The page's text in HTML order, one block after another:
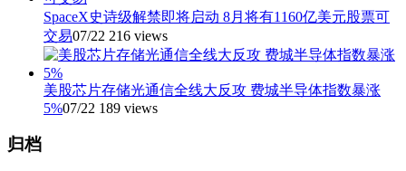
SpaceX史诗级解禁即将启动 8月将有1160亿美元股票可
交易07/22 216 views
美股芯片存储光通信全线大反攻 费城半导体指数暴涨
5%07/22 189 views
归档